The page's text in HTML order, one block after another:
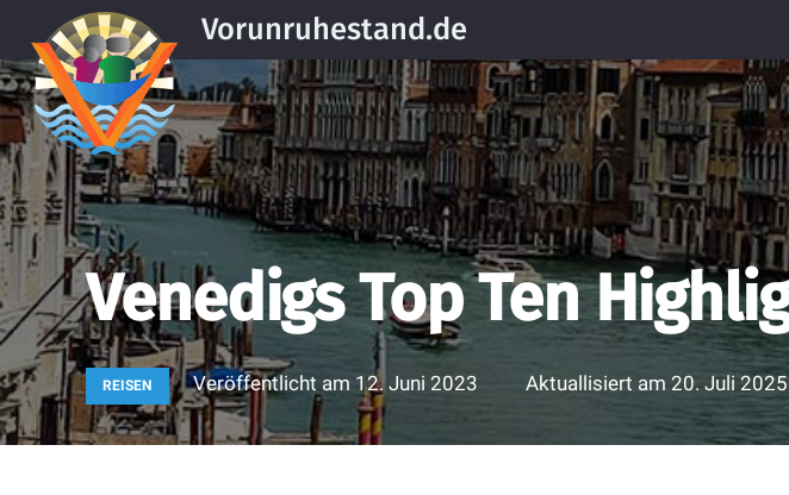
Vorunruhestand.de
Venedigs Top Ten
REISEN Veröffentlicht am 12. Juni 2023 Aktuallisiert am20. Juli 2025